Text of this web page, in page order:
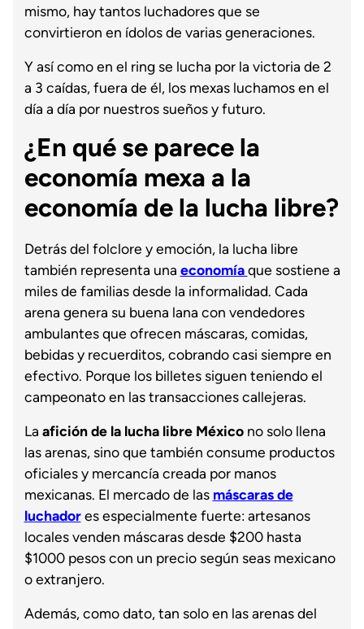
mismo, hay tantos luchadores que se
convirtieron en ídolos de varias generaciones.
Y así como en el ring se lucha por la victoria de 2
a 3 caídas, fuera de él, los mexas luchamos en el
día a día por nuestros sueños y futuro.
¿En qué se parece la
economía mexa a la
economía de la lucha libre?
Detrás del folclore y emoción, la lucha libre
también representa una economíaque sostiene a
miles de familias desde la informalidad. Cada
arena genera su buena lana con vendedores
ambulantes que ofrecen máscaras, comidas,
bebidas y recuerditos, cobrando casi siempre en
efectivo. Porque los billetes siguen teniendo el
campeonato en las transacciones callejeras.
La afición de la lucha libre México no solo llena
las arenas, sino que también consume productos
oficiales y mercancía creada por manos
mexicanas. El mercado de las máscaras de
luchadores especialmente fuerte: artesanos
locales venden máscaras desde $200 hasta
$1000 pesos con un precio según seas mexicano
o extranjero.
Además, como dato, tan solo en las arenas del